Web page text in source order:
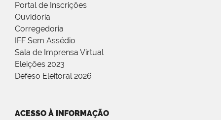
Portal de Inscrições
Ouvidoria
Corregedoria
IFF Sem Assédio
Sala de Imprensa Virtual
Eleições 2023
Defeso Eleitoral 2026
ACESSO À INFORMAÇÃO